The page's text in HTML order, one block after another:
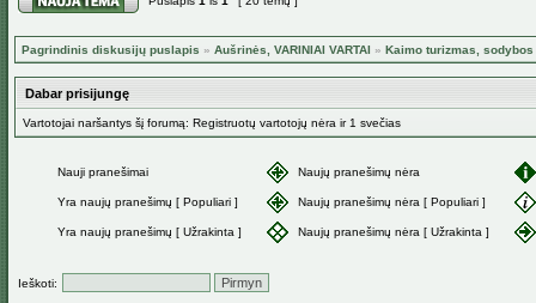
Pagrindinis diskusijų puslapis » Aušrinės, VARINIAI VARTAI » Kaimo turizmas,
Dabar prisijungę
Vartotojai naršantys šį forumą: Registruotų vartotojų nėra ir 1 svečias
Nauji pranešimai Naujų pranešimų nėra
Yra naujų pranešimų [ Populiari ] Naujų pranešimų nėra [ Populiari ]
Yra naujų pranešimų [ Užrakinta ] Naujų pranešimų nėra [ Užrakinta ]
Ieškoti: